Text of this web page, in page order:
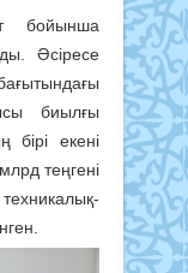
бойынша
Әсіресе
биылғы
екені
теңгені